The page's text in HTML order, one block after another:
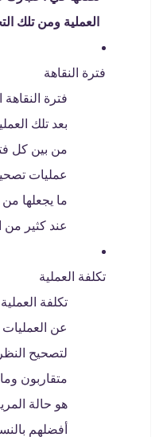
العملية ومن تلك
فترة النقاهة
فترة
بعد تلك
من بين كل
عمليات
ما يجعلها من
عند كثير
تكلفة العملية
تكلفة
عن
لتصحيح
متقاربون
هو حالة
أفضلهم